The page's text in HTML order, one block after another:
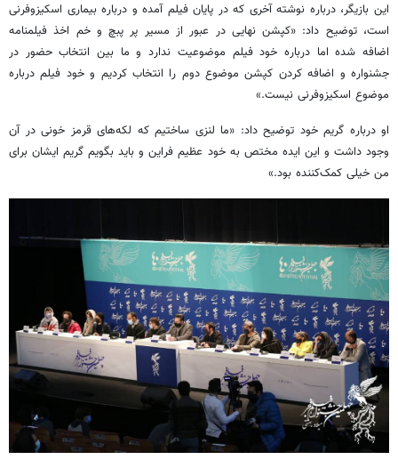
این بازیگر، درباره نوشته آخری که در پایان فیلم آمده و درباره بیماری اسکیزوفرنی
است، توضیح داد: «کپشن نهایی در عبور از مسیر پر پبچ و خم اخذ فیلمنامه
اضافه شده اما درباره خود فیلم موضوعیت ندارد و ما بین انتخاب حضور در
جشنواره و اضافه کردن کپشن موضوع دوم را انتخاب کردیم و خود فیلم درباره
موضوع اسکیزوفرنی نیست.»
او درباره گریم خود توضیح داد: «ما لنزی ساختیم که لکه‌های قرمز خونی در آن
وجود داشت و این ایده مختص به خود عظیم فراین و باید بگویم گریم ایشان برای
من خیلی کمک‌کننده بود.»